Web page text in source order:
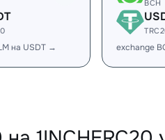
на USDT →
BCH
exchange